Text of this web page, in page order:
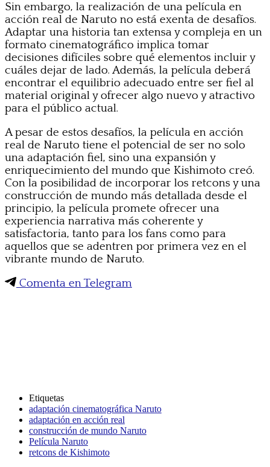
Sin embargo, la realización de una película en
acción real de Naruto no está exenta de desafíos.
Adaptar una historia tan extensa y compleja en un
formato cinematográfico implica tomar
decisiones difíciles sobre qué elementos incluir y
cuáles dejar de lado. Además, la película deberá
encontrar el equilibrio adecuado entre ser fiel al
material original y ofrecer algo nuevo y atractivo
para el público actual.
A pesar de estos desafíos, la película en acción
real de Naruto tiene el potencial de ser no solo
una adaptación fiel, sino una expansión y
enriquecimiento del mundo que Kishimoto creó.
Con la posibilidad de incorporar los retcons y una
construcción de mundo más detallada desde el
principio, la película promete ofrecer una
experiencia narrativa más coherente y
satisfactoria, tanto para los fans como para
aquellos que se adentren por primera vez en el
vibrante mundo de Naruto.
Comenta en Telegram
Etiquetas
adaptación cinematográfica Naruto
adaptación en acción real
construcción de mundo Naruto
Película Naruto
retcons de Kishimoto